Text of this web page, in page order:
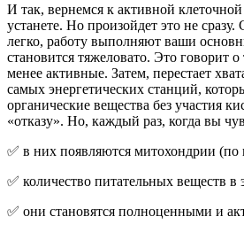
И так, вернемся к активной
устанете. Но произойдет это не
легко, работу выполняют ваши
становится тяжеловато. Это говорит
менее активные. Затем, перестает
самых энергетических станций,
органические вещества без участия
«отказу». Но, каждый раз, когда вы
✅ в них появляются митохондрии (по
✅ количество питательных веществ в
✅ они становятся полноценными и